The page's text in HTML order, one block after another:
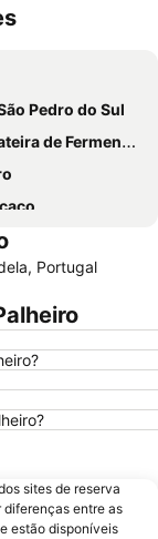
Pedro do Sul
de Fermentelos
do Buçaco
de Aveiro
da Peneda
do Reconquinho
Portugal
sites de reserva
diferenças entre as
estão disponíveis